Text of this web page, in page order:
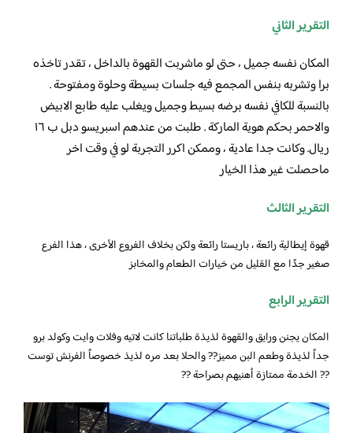
التقرير الثاني
المكان نفسه جميل ، حتى لو ماشربت القهوة بالداخل ، تقدر تاخذه
برا وتشربه بنفس المجمع فيه جلسات بسيطة وحلوة ومفتوحة .
بالنسبة للكافي نفسه برضه بسيط وجميل ويغلب عليه طابع الابيض
والاحمر بحكم هوية الماركة . طلبت من عندهم اسبريسو دبل ب ١٦
ريال. وكانت جدا عادية ، وممكن اكرر التجربة لو في وقت اخر
ماحصلت غير هذا الخيار
التقرير الثالث
قهوة إيطالية رائعة ، باريستا رائعة ولكن بخلاف الفروع الأخرى ، هذا الفرع
صغير جدًا مع القليل من خيارات الطعام والمخابز
التقرير الرابع
المكان يجنن ورايق والقهوة لذيذة طلباتنا كانت لاتيه وفلات وايت وكولد برو
جداً لذيذة وطعم البن مميز?? والحلا بعد مره لذيذ خصوصاً الفرنش توست
?? الخدمة ممتازة أهنيهم بصراحة ??